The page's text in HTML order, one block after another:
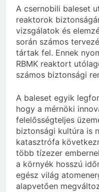
A csernobili baleset
reaktorok
vizsgálatok és
során számos
tártak fel. Ennek
RBMK reaktort
számos biztonsági
A baleset egyik
hogy a mérnöki
felelősségteljes
biztonsági kultúra is
katasztrófa
több tízezer
a környék hosszú
egész világ
alapvetően